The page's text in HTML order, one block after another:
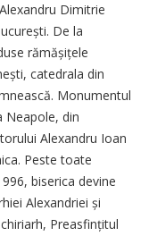
Dimitrie
De la
rămășițele
catedrala din
Monumentul
Neapole, din
Alexandru Ioan
Peste toate
biserica devine
Alexandriei și
Preasfințitul